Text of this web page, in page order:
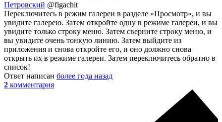
Петровский @figachit
Переключитесь в режим галереи в разделе «Просмотр», и вы
увидите галерею. Затем откройте одну в режиме галереи, и вы
увидите только строку меню. Затем сверните строку меню, и
вы увидите очень тонкую линию. Затем выйдите из
приложения и снова откройте его, и оно должно снова
открыть их в режиме галереи. Затем переключитесь обратно в
список!
Ответ написан более года назад
2 комментария